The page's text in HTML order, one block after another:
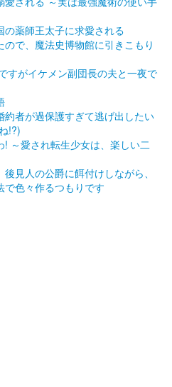
薬師王太子に求愛される
で、魔法史博物館に引きこもり
すがイケメン副団長の夫と一夜で
者が過保護すぎて逃げ出したい
!?)
～愛され転生少女は、楽しい二
見人の公爵に餌付けしながら、
色々作るつもりです